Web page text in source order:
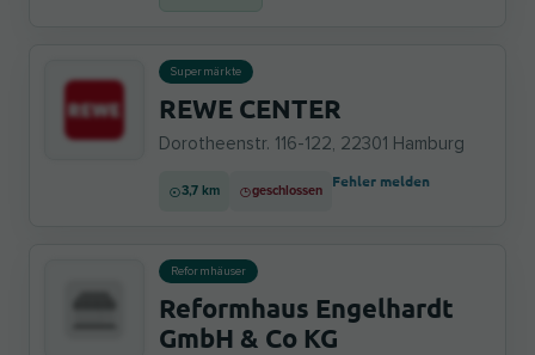
Supermärkte
REWE CENTER
Dorotheenstr. 116-122, 22301 Hamburg
3,7 km geschlossen
Fehler melden
Reformhäuser
Reformhaus Engelhardt
GmbH & Co KG